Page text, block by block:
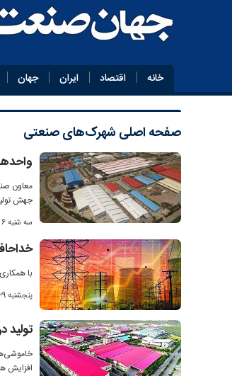
خانه اقتصاد ایران جهان
صفحه اصلی شهرک‌های صنعتی
معاون
جهش
سه شنبه 6 مرداد 1405
با
پنجشنبه 29 آبان 1404
افزایش